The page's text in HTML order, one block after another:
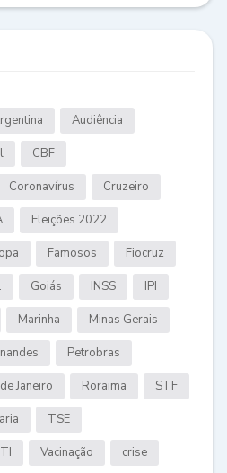
Audiência
CBF
Coronavírus Cruzeiro
Eleições 2022
Famosos Fiocruz
Goiás INSS IPI
Marinha Minas Gerais
Petrobras
Janeiro Roraima STF
TSE
Vacinação crise